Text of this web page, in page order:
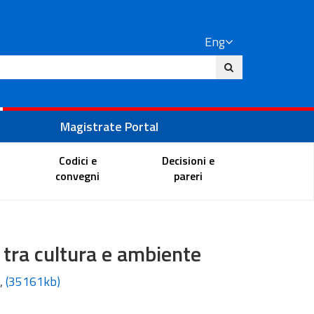
Eng
Magistrate Portal
Codici e
convegni
Decisioni e
pareri
tra cultura e ambiente
,(35161kb)